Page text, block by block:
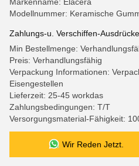
Modellnummer: Keramische
Zahlungs-u. Verschiffen-Ausdrücke
Min Bestellmenge:
Preis: Verhandlungsfähig
Verpackung Informationen:
Eisengestellen
Lieferzeit: 25-45 workdas
Zahlungsbedingungen: T/T
Versorgungsmaterial-Fähigkeit:
Wir Reden Jetzt.